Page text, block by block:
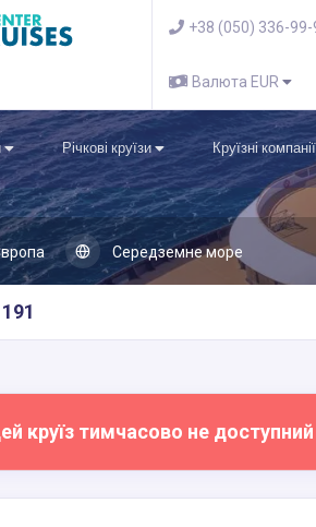
+38 (050) 336-99-
Валюта EUR
Річкові круїзи Круїзні компанії
Середземне море
круїз тимчасово не доступний